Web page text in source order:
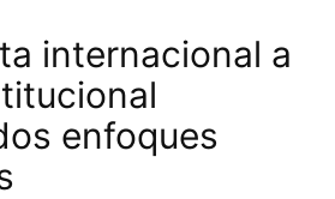
internacional a
enfoques